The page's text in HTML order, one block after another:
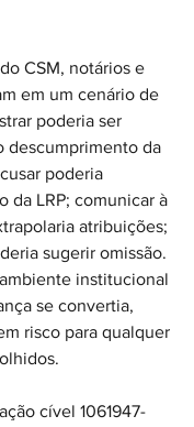
CSM, notários e
em um cenário de
poderia ser
descumprimento da
poderia
da LRP; comunicar à
atribuições;
sugerir omissão.
institucional
se convertia,
risco para qualquer
cível 1061947-